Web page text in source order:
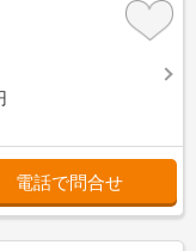
電話で問合せ